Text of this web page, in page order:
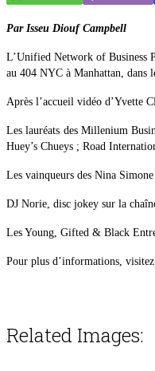
Par Isseu Diouf Campbell
L’Unified Network of Business
au 404 NYC à Manhattan, dans
Après l’accueil vidéo d’Yvette
Les lauréats des Millenium
Huey’s Chueys ; Road
Les vainqueurs des Nina
DJ Norie, disc jokey sur la
Les Young, Gifted & Black
Pour plus d’informations, visitez
Related Images: